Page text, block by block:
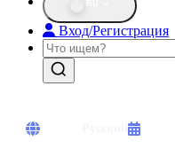
Вход/Регистрация